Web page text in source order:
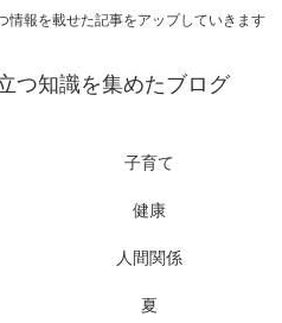
情報を載せた記事をアップしていきます
つ知識を集めたブログ
子育て
健康
人間関係
夏